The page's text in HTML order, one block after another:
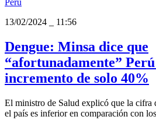
Perú
13/02/2024
11:56
Dengue: Minsa dice que
“afortunadamente”
incremento de solo 40%
El ministro de Salud explicó que la cifra
el país es inferior en comparación con